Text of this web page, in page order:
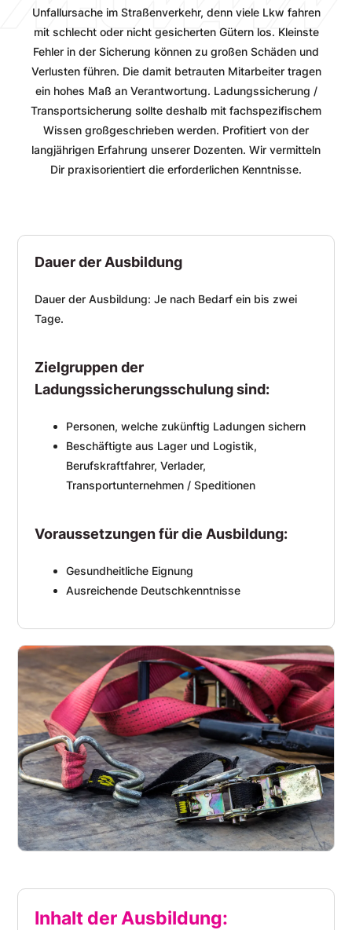
Unfallursache im Straßenverkehr, denn viele Lkw fahren
mit schlecht oder nicht gesicherten Gütern los. Kleinste
Fehler in der Sicherung können zu großen Schäden und
Verlusten führen. Die damit betrauten Mitarbeiter tragen
ein hohes Maß an Verantwortung. Ladungssicherung /
Transportsicherung sollte deshalb mit fachspezifischem
Wissen großgeschrieben werden. Profitiert von der
langjährigen Erfahrung unserer Dozenten. Wir vermitteln
Dir praxisorientiert die erforderlichen Kenntnisse.
Dauer der Ausbildung
Dauer der Ausbildung: Je nach Bedarf ein bis zwei
Tage.
Zielgruppen der
Ladungssicherungsschulung sind:
Personen, welche zukünftig Ladungen sichern
Beschäftigte aus Lager und Logistik,
Berufskraftfahrer, Verlader,
Transportunternehmen / Speditionen
Voraussetzungen für die Ausbildung:
Gesundheitliche Eignung
Ausreichende Deutschkenntnisse
Inhalt der Ausbildung: